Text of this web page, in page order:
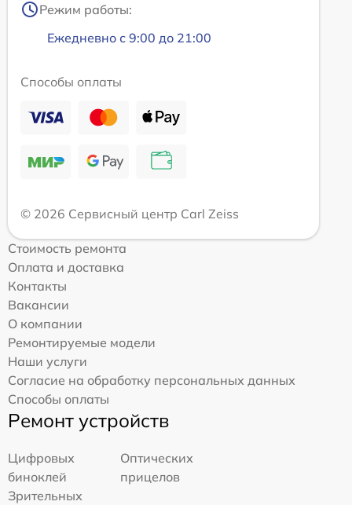
Режим работы:
Ежедневно с 9:00 до 21:00
Способы оплаты
© 2026 Сервисный центр Carl Zeiss
Стоимость ремонта
Оплата и доставка
Контакты
Вакансии
О компании
Ремонтируемые модели
Наши услуги
Согласие на обработку персональных данных
Способы оплаты
Ремонт устройств
Цифровых
биноклей
Оптических
прицелов
Зрительных